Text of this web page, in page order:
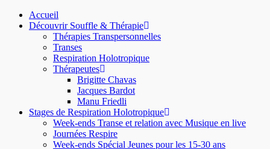
Accueil
Découvrir Souffle & Thérapie
Thérapies Transpersonnelles
Transes
Respiration Holotropique
Thérapeutes
Brigitte Chavas
Jacques Bardot
Manu Friedli
Stages de Respiration Holotropique
Week-ends Transe et relation avec Musique en live
Journées Respire
Week-ends Spécial Jeunes pour les 15-30 ans